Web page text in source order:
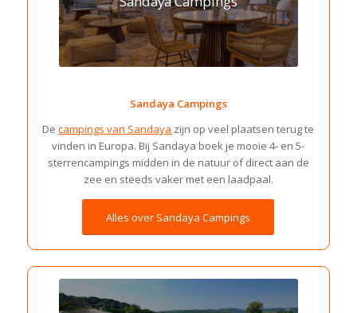
Sandaya Campings
Decampings van Sandaya zijn op veel plaatsen terug te
vinden in Europa. Bij Sandaya boek je mooie 4- en 5-
sterrencampings midden in de natuur of direct aan de
zee en steeds vaker met een laadpaal.
Alles over Sandaya Campings